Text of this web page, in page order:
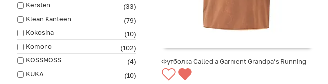
Kersten
(33)
Klean Kanteen
(79)
Kokosina
(10)
Komono
(102)
KOSSMOSS
(4)
KUKA
(10)
Футболка Called a Garment Grandpa’s Running